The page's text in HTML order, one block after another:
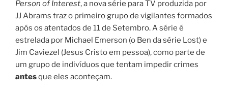
Person of Interest, a nova série para TV produzida por
JJ Abrams traz o primeiro grupo de vigilantes formados
após os atentados de 11 de Setembro. A série é
estrelada por Michael Emerson (o Ben da série Lost) e
Jim Caviezel (Jesus Cristo em pessoa), como parte de
um grupo de indivíduos que tentam impedir crimes
antesque eles aconteçam.